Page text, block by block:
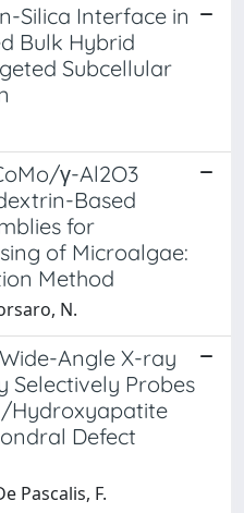
Silica Interface in
Bulk Hybrid
Subcellular
γ-Al2O3
Based
for
of Microalgae:
Method
N.
Angle X-ray
Selectively Probes
Hydroxyapatite
Defect
Pascalis, F.